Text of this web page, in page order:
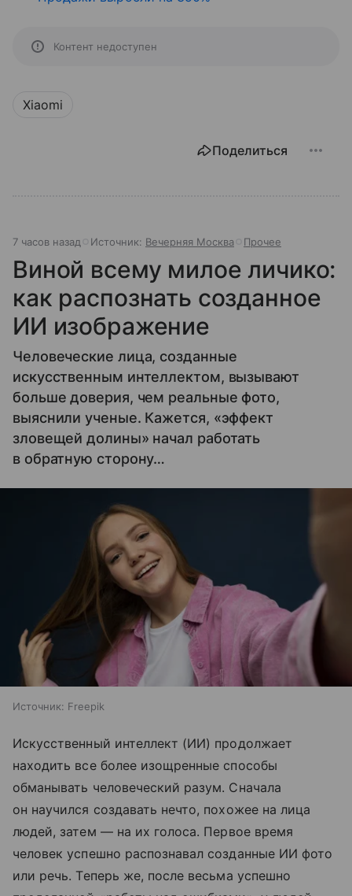
Контент недоступен
Xiaomi
Поделиться
7 часов назад Источник: Вечерняя Москва Прочее
Виной всему милое личико:
как распознать созданное
ИИ изображение
Человеческие лица, созданные
искусственным интеллектом, вызывают
больше доверия, чем реальные фото,
выяснили ученые. Кажется, «эффект
зловещей долины» начал работать
в обратную сторону…
Источник: Freepik
Искусственный интеллект (ИИ) продолжает
находить все более изощренные способы
обманывать человеческий разум. Сначала
он научился создавать нечто, похожее на лица
людей, затем — на их голоса. Первое время
человек успешно распознавал созданные ИИ фото
или речь. Теперь же, после весьма успешно